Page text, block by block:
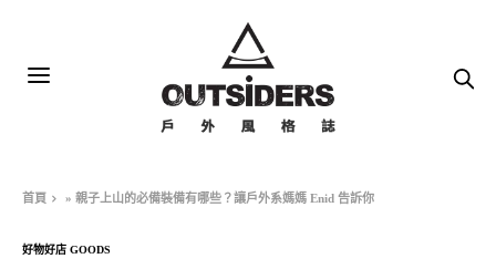
首頁 »親子上山的必備裝備有哪些？讓戶外系媽媽 Enid 告訴你
好物好店 GOODS